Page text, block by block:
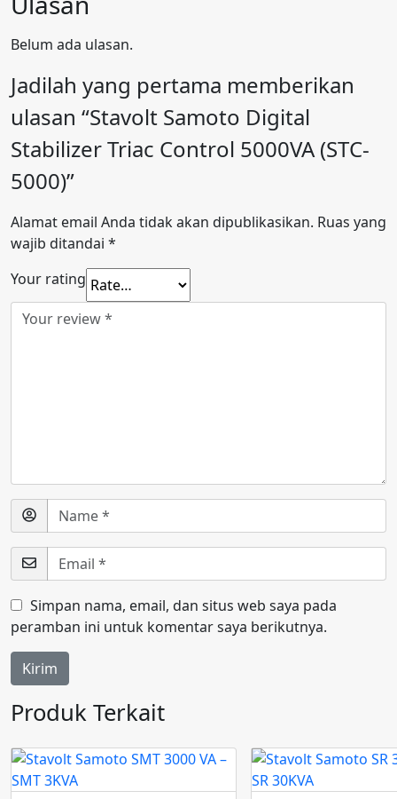
Belum ada ulasan.
Jadilah yang pertama memberikan
ulasan “Stavolt Samoto Digital
Stabilizer Triac Control 5000VA (STC-
5000)”
Alamat email Anda tidak akan dipublikasikan. Ruas yang
wajib ditandai *
Your rating
Simpan nama, email, dan situs web saya pada
peramban ini untuk komentar saya berikutnya.
Produk Terkait